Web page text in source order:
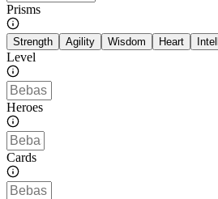
Prisms
Strength Agility Wisdom Heart
Level
Heroes
Cards